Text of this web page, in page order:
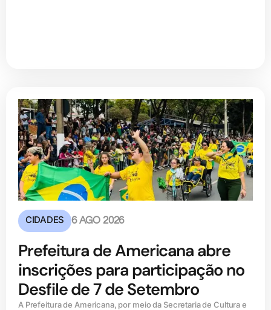
CIDADES 6 AGO 2026
Prefeitura de Americana abre
inscrições para participação no
Desfile de 7 de Setembro
A Prefeitura de Americana, por meio da Secretaria de Cultura e